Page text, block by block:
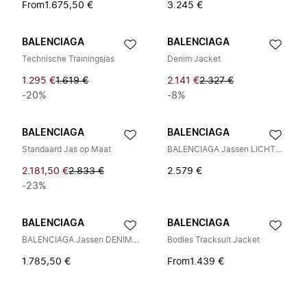
From1.675,50 € 3.245 €
BALENCIAGA
Technische Trainingsjas
1.295 €1.619 €
-20%
BALENCIAGA
Denim Jacket
2.141 €2.327 €
-8%
BALENCIAGA
Standaard Jas op Maat
2.181,50 €2.833 €
-23%
BALENCIAGA
BALENCIAGA Jassen LICHTBLAUW
2.579 €
BALENCIAGA
BALENCIAGA Jassen DENIM BLUE
1.785,50 €
BALENCIAGA
Bodies Tracksuit Jacket
From1.439 €